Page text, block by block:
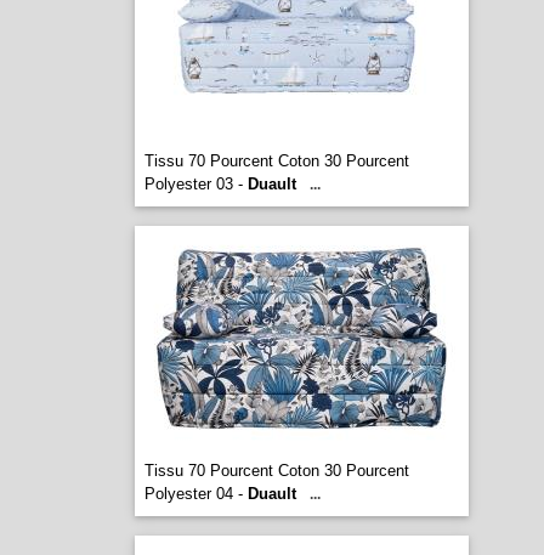
Tissu 70 Pourcent Coton 30 Pourcent
Polyester 03 - Duault ...
Tissu 70 Pourcent Coton 30 Pourcent
Polyester 04 - Duault ...